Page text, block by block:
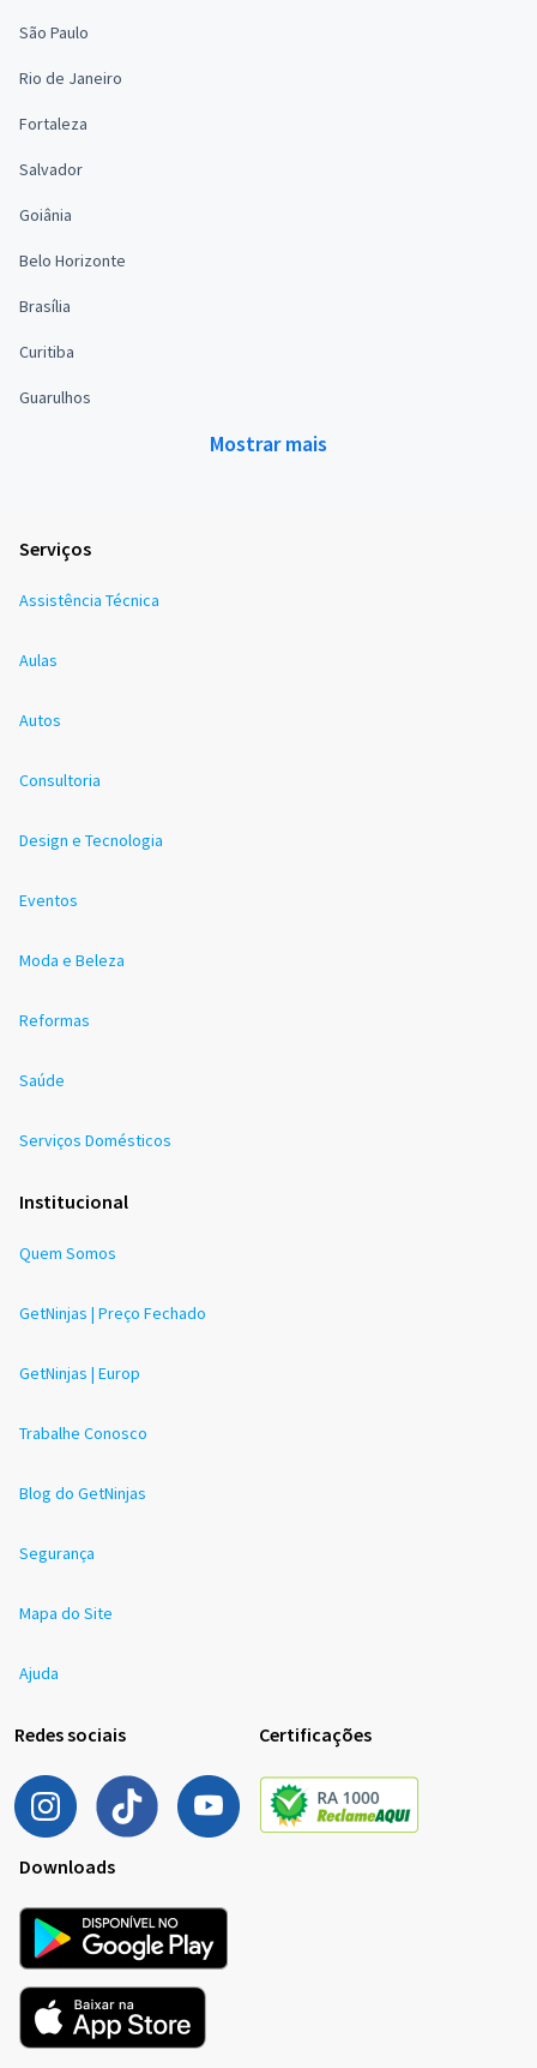
São Paulo
Rio de Janeiro
Fortaleza
Salvador
Goiânia
Belo Horizonte
Brasília
Curitiba
Guarulhos
Mostrar mais
Serviços
Assistência Técnica
Aulas
Autos
Consultoria
Design e Tecnologia
Eventos
Moda e Beleza
Reformas
Saúde
Serviços Domésticos
Institucional
Quem Somos
GetNinjas | Preço Fechado
GetNinjas | Europ
Trabalhe Conosco
Blog do GetNinjas
Segurança
Mapa do Site
Ajuda
Redes sociais Certificações
Downloads